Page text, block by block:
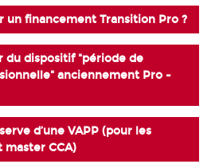
un financement Transition Pro ?
du dispositif "période de
anciennement Pro -
d’une VAPP (pour les
CCA)